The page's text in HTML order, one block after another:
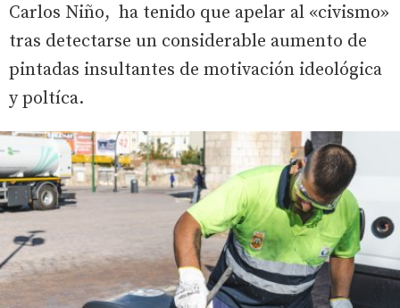
Carlos Niño, ha tenido que apelar al «civismo»
tras detectarse un considerable aumento de
pintadas insultantes de motivación ideológica
y poltíca.